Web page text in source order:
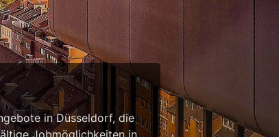
in Düsseldorf, die